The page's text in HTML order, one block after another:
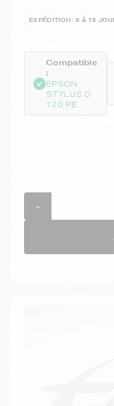
EXPÉDITION : 6 À 15
Compatible
:
EPSON
STYLUS D
120 PE
-